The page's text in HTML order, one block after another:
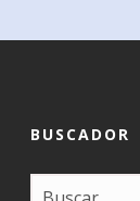
BUSCADOR